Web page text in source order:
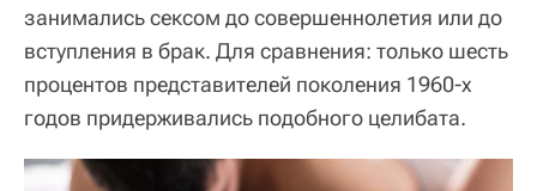
занимались сексом до совершеннолетия или до
вступления в брак. Для сравнения: только шесть
процентов представителей поколения 1960-х
годов придерживались подобного целибата.